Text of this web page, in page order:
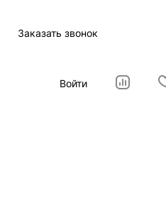
Заказать звонок
Войти